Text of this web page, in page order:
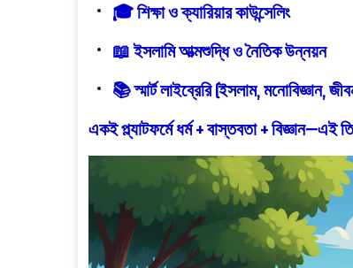
🎓শিক্ষা ও ক্যারিয়ার কাউন্সেলিং
📖 ইসলামি আত্মশুদ্ধি ও নৈতিক উন্নয়ন
📚স্মার্ট লাইব্রেরি (ইসলাম, মনোবিজ্ঞান,
একই প্ল্যাটফর্মেধর্ম + বাস্তবতা + বিজ্ঞান—এই